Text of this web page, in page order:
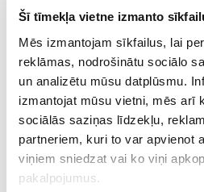
Šī tīmekļa vietne izmanto
Mēs izmantojam sīkfailus, lai
reklāmas, nodrošinātu sociālo
un analizētu mūsu datplūsmu.
izmantojat mūsu vietni, mēs arī
sociālās saziņas līdzekļu,
partneriem, kuri to var apvienot
viņiem sniedzat vai ko viņi
pakalpojumus.
taču pastāv iespēja, ka viņš
– lai saglabātu pašreizējo
milzīgi tēriņi. Porziņģis atklāja,
par to, ka “Celtics” komanda
spēli, iespējams, jau ir
atskatījās uz pēdējiem diviem
“Šie divi gadi Bostonā ir bijuši
“Ja tikai paskatāmies no manas